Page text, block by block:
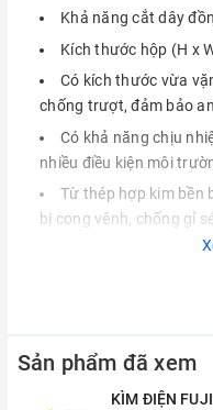
Khả năng cắt dây
Kích thước hộp (H x
Có kích thước vừa
chống trượt, đảm bảo
Có khả năng chịu
nhiều điều kiện môi
Từ thép hợp kim bền
bị cong vênh, chống gỉ
Sản phẩm đã xem
KÌM ĐIỆN